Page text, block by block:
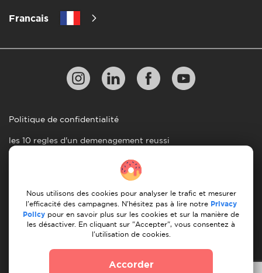
Francais
© 2026 Moovick. Nous utilisons des images de stock
integrite editoriale mais offre des opportunites de
Politique de confidentialité
les 10 regles d'un demenagement reussi
Lignes directrices en matiere de paiement
Conditions générales d'utilisation
Annulation et remboursement
Nous utilisons des cookies pour analyser le trafic et mesurer
l'efficacité des campagnes. N'hésitez pas à lire notre Privacy
Policy pour en savoir plus sur les cookies et sur la manière de
les désactiver. En cliquant sur "Accepter", vous consentez à
l'utilisation de cookies.
Accorder